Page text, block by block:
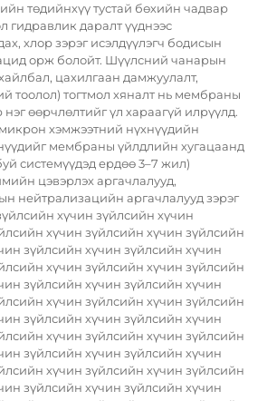
төдийнхүү тустай бөхийн чадвар
гидравлик даралт үүднээс
хлор зэрэг исэлдүүлэгч бодисын
орж болойт. Шүүлсний чанарын
цахилгаан дамжуулалт,
тоолол) тогтмол хяналт нь мембраны
нэг өөрчлөлтийг үл хараагүй илрүүлд.
хэмжээтний нүхнүүдийн
мембраны үйлдлийн хугацаанд
системүүдэд ердөө 3–7 жил)
цэвэрлэх аргачлалууд,
нейтрализацийн аргачлалууд зэрэг
хүчин зүйлсийн хүчин
хүчин зүйлсийн хүчин зүйлсийн
зүйлсийн хүчин зүйлсийн хүчин
хүчин зүйлсийн хүчин зүйлсийн
зүйлсийн хүчин зүйлсийн хүчин
хүчин зүйлсийн хүчин зүйлсийн
зүйлсийн хүчин зүйлсийн хүчин
хүчин зүйлсийн хүчин зүйлсийн
зүйлсийн хүчин зүйлсийн хүчин
хүчин зүйлсийн хүчин зүйлсийн
зүйлсийн хүчин зүйлсийн хүчин